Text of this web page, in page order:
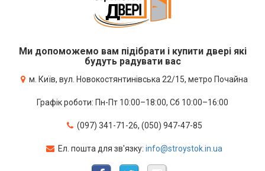
Ми допоможемо вам підібрати і купити двері які
будуть радувати вас
м. Київ, вул. Новокостянтинівська 22/15, метро Почайна
Графік роботи: Пн-Пт 10:00–18:00, Сб 10:00–16:00
(097) 341-71-26, (050) 947-47-85
Ел. пошта для зв'язку: info@stroystok.in.ua